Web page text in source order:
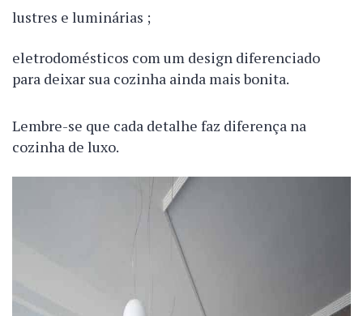
lustres e luminárias ;
eletrodomésticos com um design diferenciado
para deixar sua cozinha ainda mais bonita.
Lembre-se que cada detalhe faz diferença na
cozinha de luxo.